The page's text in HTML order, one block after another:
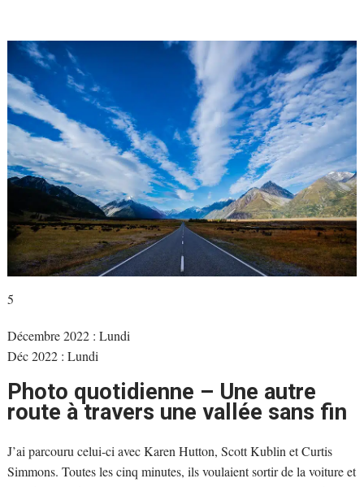
5
Décembre 2022 : Lundi
Déc 2022 : Lundi
Photo quotidienne – Une autre
route à travers une vallée sans fin
J’ai parcouru celui-ci avec Karen Hutton, Scott Kublin et Curtis
Simmons. Toutes les cinq minutes, ils voulaient sortir de la voiture et